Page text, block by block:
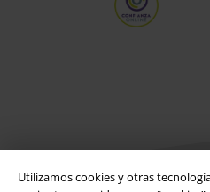
Utilizamos cookies y otras